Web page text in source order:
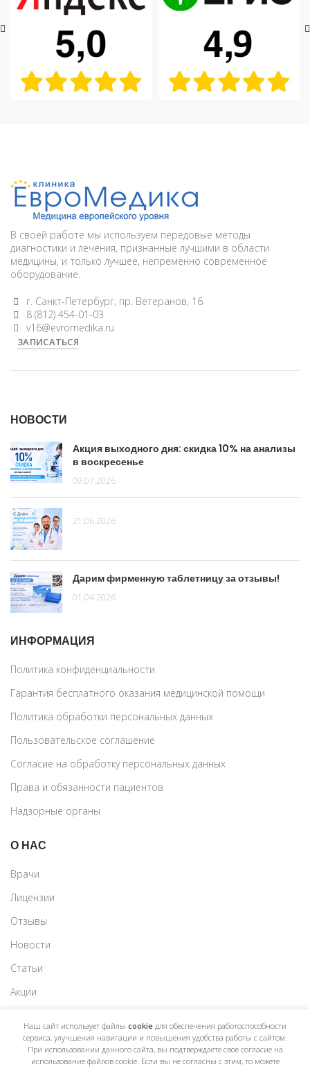
В своей работе мы используем передовые методы
диагностики и лечения, признанные лучшими в области
медицины, и только лучшее, непременно современное
оборудование.
г. Санкт-Петербург, пр. Ветеранов, 16
8 (812) 454-01-03
v16@evromedika.ru
ЗАПИСАТЬСЯ
НОВОСТИ
Акция выходного дня: скидка 10% на анализы
в воскресенье
09.07.2026
21.06.2026
Дарим фирменную таблетницу за отзывы!
01.04.2026
ИНФОРМАЦИЯ
Политика конфиденциальности
Гарантия бесплатного оказания медицинской помощи
Политика обработки персональных данных
Пользовательское соглашение
Согласие на обработку персональных данных
Права и обязанности пациентов
Надзорные органы
О НАС
Врачи
Лицензии
Отзывы
Новости
Статьи
Акции
Наш сайт использует файлы cookie для обеспечения работоспособности
сервиса, улучшения навигации и повышения удобства работы с сайтом.
При использовании данного сайта, вы подтверждаете свое согласие на
использование файлов cookie. Если вы не согласны с этим, то можете